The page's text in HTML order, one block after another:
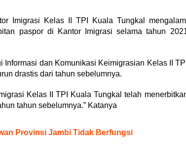
Imigrasi Kelas II TPI Kuala Tungkal
paspor di Kantor Imigrasi selama tahun
dan Komunikasi Keimigrasian Kelas II TPI
drastis dari tahun sebelumnya.
Kelas II TPI Kuala Tungkal telah
tahun sebelumnya.” Katanya
Provinsi Jambi Tidak Berfungsi